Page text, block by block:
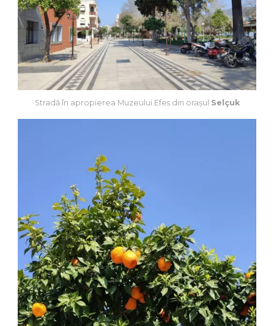
Stradă în apropierea Muzeului Efes din orașul Selçuk